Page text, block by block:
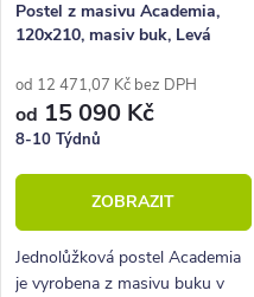
o
d
u
k
t
ů
r
o
d
u
k
t
ů
Postel z masivu Academia,
120x210, masiv buk, Levá
od 12 471,07 Kč bez DPH
od 15 090 Kč
8-10 Týdnů
ZOBRAZIT
Jednolůžková postel Academia
je vyrobena z masivu buku v